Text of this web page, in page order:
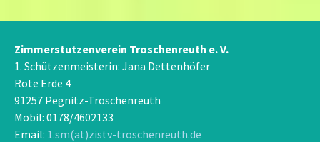
Zimmerstutzenverein Troschenreuth e. V.
1. Schützenmeisterin: Jana Dettenhöfer
Rote Erde 4
91257 Pegnitz-Troschenreuth
Mobil: 0178/4602133
Email: 1.sm(at)zistv-troschenreuth.de